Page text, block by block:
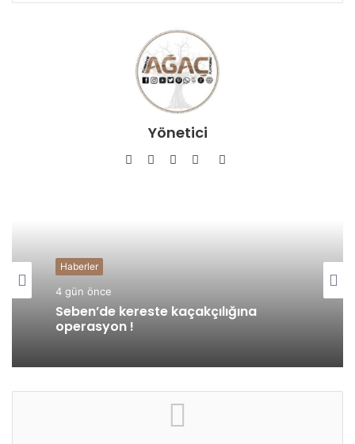
Yönetici
Facebook
TwitterYouTubePinterest
Haberler
4 gün önce
Seben’de kereste kaçakçılığına
operasyon !